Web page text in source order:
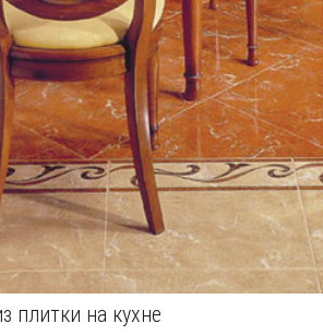
плитки на кухне